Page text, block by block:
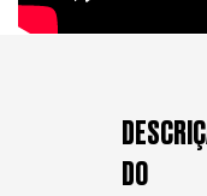
DO